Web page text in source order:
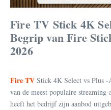
Fire TV Stick 4K
Begrip van Fire
2026
Fire TV Stick 4K Select vs Plus -
van de meest populaire
heeft het bedrijf zijn aanbod